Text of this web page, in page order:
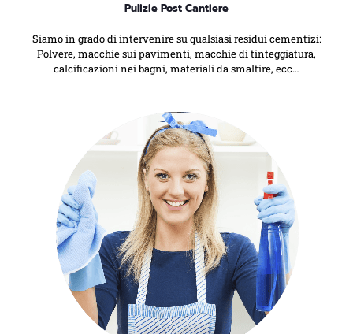
Pulizie Post Cantiere
Siamo in grado di intervenire su qualsiasi residui cementizi:
Polvere, macchie sui pavimenti, macchie di tinteggiatura,
calcificazioni nei bagni, materiali da smaltire, ecc…